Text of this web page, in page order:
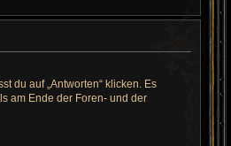
du auf „Antworten“ klicken. Es
am Ende der Foren- und der